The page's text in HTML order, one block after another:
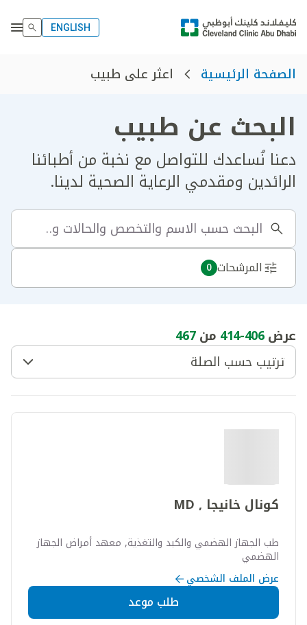
ENGLISH
الصفحة الرئيسية اعثر على طبيب
البحث عن طبيب
دعنا نُساعدك للتواصل مع نخبة من أطبائنا
الرائدين ومقدمي الرعاية الصحية لدينا.
المرشحات 0
عرض406
-
414 من467
ترتيب حسب الصلة
كونال خانيجا , MD
طب الجهاز الهضمي والكبد والتغذية, معهد أمراض الجهاز
الهضمي
عرض الملف الشخصي
طلب موعد